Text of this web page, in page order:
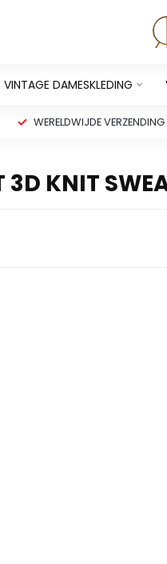
VINTAGE DAMESKLEDING
WERELDWIJDE VERZENDING
3D KNIT